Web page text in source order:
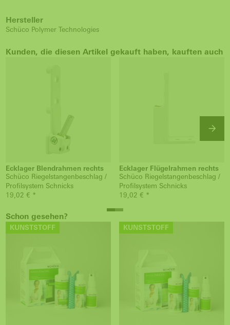
Hersteller
Schüco Polymer Technologies
Kunden, die diesen Artikel gekauft haben, kauften auch
Ecklager Blendrahmen rechts
Schüco Riegelstangenbeschlag /
Profilsystem Schnicks
19,02 € *
Ecklager Flügelrahmen rechts
Schüco Riegelstangenbeschlag /
Profilsystem Schnicks
19,02 € *
Schon gesehen?
KUNSTSTOFF KUNSTSTOFF